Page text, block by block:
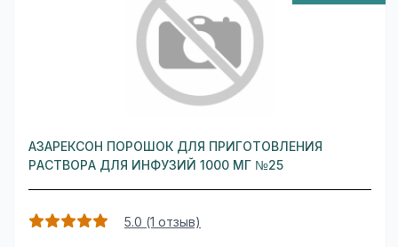
АЗАРЕКСОН ПОРОШОК ДЛЯ ПРИГОТОВЛЕНИЯ
РАСТВОРА ДЛЯ ИНФУЗИЙ 1000 МГ №25
5.0 (1 отзыв)